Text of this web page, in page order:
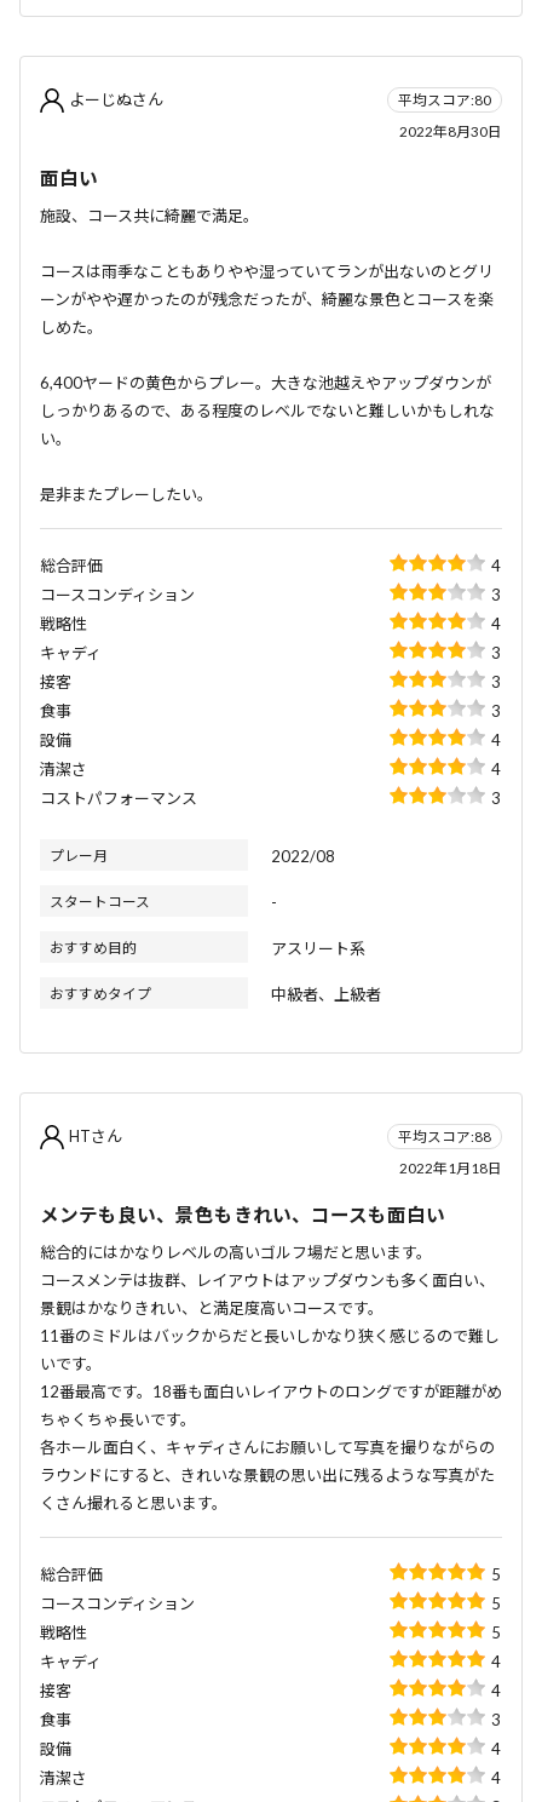
よーじぬさん
平均スコア:80
2022年8月30日
面白い
施設、コース共に綺麗で満足。
コースは雨季なこともありやや湿っていてランが出ないのとグリ
ーンがやや遅かったのが残念だったが、綺麗な景色とコースを楽
しめた。
6,400ヤードの黄色からプレー。大きな池越えやアップダウンが
しっかりあるので、ある程度のレベルでないと難しいかもしれな
い。
是非またプレーしたい。
総合評価
4
コースコンディション
3
戦略性
4
キャディ
3
接客
3
食事
3
設備
4
清潔さ
4
コストパフォーマンス
3
プレー月 2022/08
スタートコース -
おすすめ目的 アスリート系
おすすめタイプ 中級者、上級者
HTさん
平均スコア:88
2022年1月18日
メンテも良い、景色もきれい、コースも面白い
総合的にはかなりレベルの高いゴルフ場だと思います。
コースメンテは抜群、レイアウトはアップダウンも多く面白い、
景観はかなりきれい、と満足度高いコースです。
11番のミドルはバックからだと長いしかなり狭く感じるので難し
いです。
12番最高です。18番も面白いレイアウトのロングですが距離がめ
ちゃくちゃ長いです。
各ホール面白く、キャディさんにお願いして写真を撮りながらの
ラウンドにすると、きれいな景観の思い出に残るような写真がた
くさん撮れると思います。
総合評価
5
コースコンディション
5
戦略性
5
キャディ
4
接客
4
食事
3
設備
4
清潔さ
4